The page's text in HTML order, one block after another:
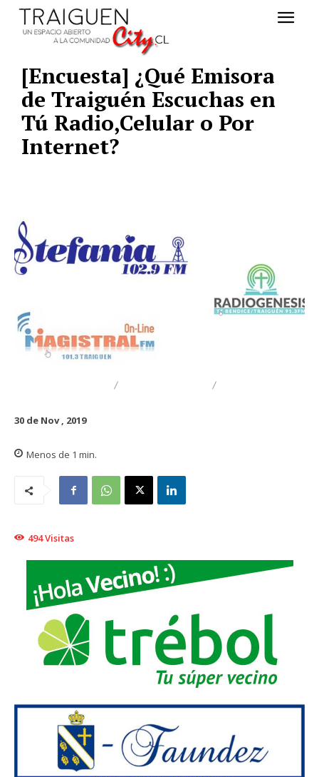
[Encuesta] ¿Qué Emisora
de Traiguén Escuchas en
Tú Radio,Celular o Por
Internet?
30 de Nov , 2019
Menos de 1 min.
494Visitas